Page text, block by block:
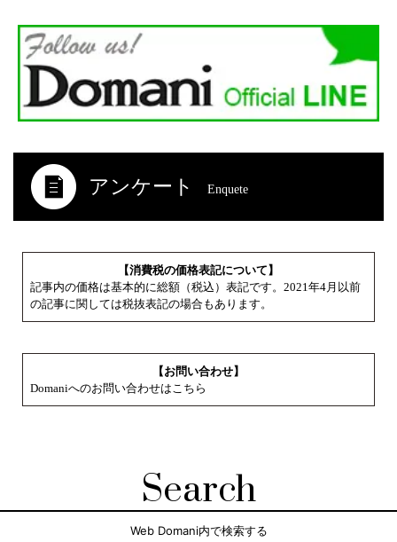
アンケート Enquete
【消費税の価格表記について】
記事内の価格は基本的に総額（税込）表記です。2021年4月以前
の記事に関しては税抜表記の場合もあります。
【お問い合わせ】
Domaniへのお問い合わせはこちら
Search
Web Domani内で検索する